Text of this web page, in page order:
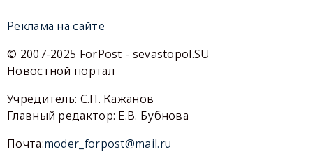
Реклама на сайте
© 2007-2025 ForPost - sevastopol.SU
Новостной портал
Учредитель: С.П. Кажанов
Главный редактор: Е.В. Бубнова
Почта:moder_forpost@mail.ru